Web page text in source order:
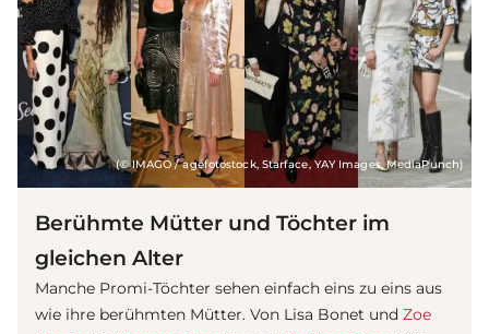
(© IMAGO / agefotostock, Starface, YAY Images, MediaPunch)
Berühmte Mütter und Töchter im
gleichen Alter
Manche Promi-Töchter sehen einfach eins zu eins aus
wie ihre berühmten Mütter. Von Lisa Bonet und Zoe